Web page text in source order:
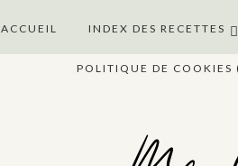
ACCUEIL INDEX DES RECETTES
POLITIQUE DE COOKIES